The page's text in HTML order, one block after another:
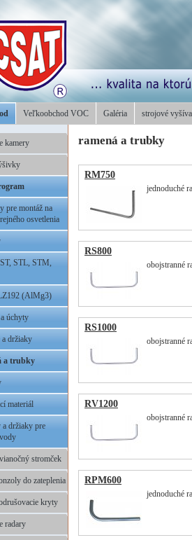
Veľkoobchod VOC Galéria strojové
kamery
pre montáž na
osvetlenia
STL, STM,
(AlMg3)
úchyty
a držiaky
a trubky
materiál
a držiaky pre
stromček
do zateplenia
kryty
radary
ramená a trubky
RM750
jednoduché
RS800
obojstranné
RS1000
obojstranné
RV1200
obojstranné
RPM600
jednoduché